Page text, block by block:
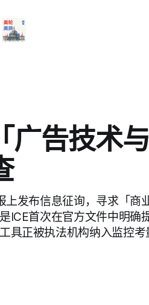
广告技术
发布信息征询，寻求「商
ICE首次在官方文件中明确
具正被执法机构纳入监控考